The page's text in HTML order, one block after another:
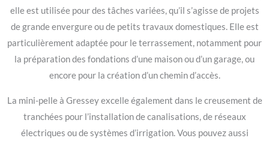
elle est utilisée pour des tâches variées, qu’il s’agisse de projets
de grande envergure ou de petits travaux domestiques. Elle est
particulièrement adaptée pour le terrassement, notamment pour
la préparation des fondations d’une maison ou d’un garage, ou
encore pour la création d’un chemin d’accès.
La mini-pelle à Gressey excelle également dans le creusement de
tranchées pour l’installation de canalisations, de réseaux
électriques ou de systèmes d’irrigation. Vous pouvez aussi